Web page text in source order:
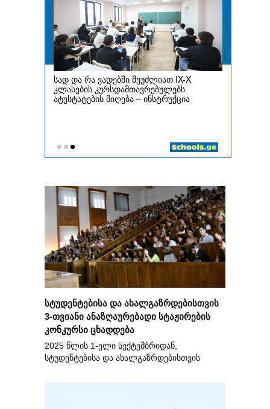
სტუდენტებისა და ახალგაზრდებისთვის
3-თვიანი ანაზღაურებადი სტაჟირების
კონკურსი ცხადდება
2025 წლის 1-ელი სექტემბრიდან,
სტუდენტებისა და ახალგაზრდებისთვის